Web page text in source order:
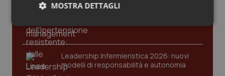
Quotidiano Oncologia
Quotidiano Pediatria
Rene & patologie urogenitali
Gestione dell'Ipertensione resistente:
Leadership Infermieristica 2026: nuovi
modelli di responsabilità e autonomia
MOSTRA DETTAGLI
Necessari Statistici Marketing